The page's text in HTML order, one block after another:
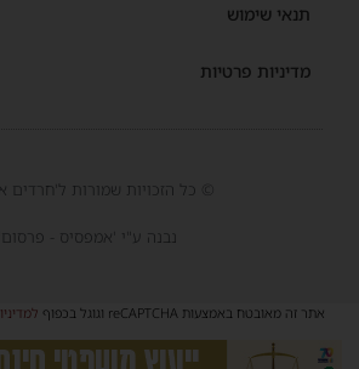
תנאי שימוש
מדיניות פרטיות
© כל הזכויות שמורות ל'חרדים
נבנה ע"י 'אמפסיס - פרסום'
אתר זה מאובטח באמצעות reCAPTCHA וגוגל בכפוף